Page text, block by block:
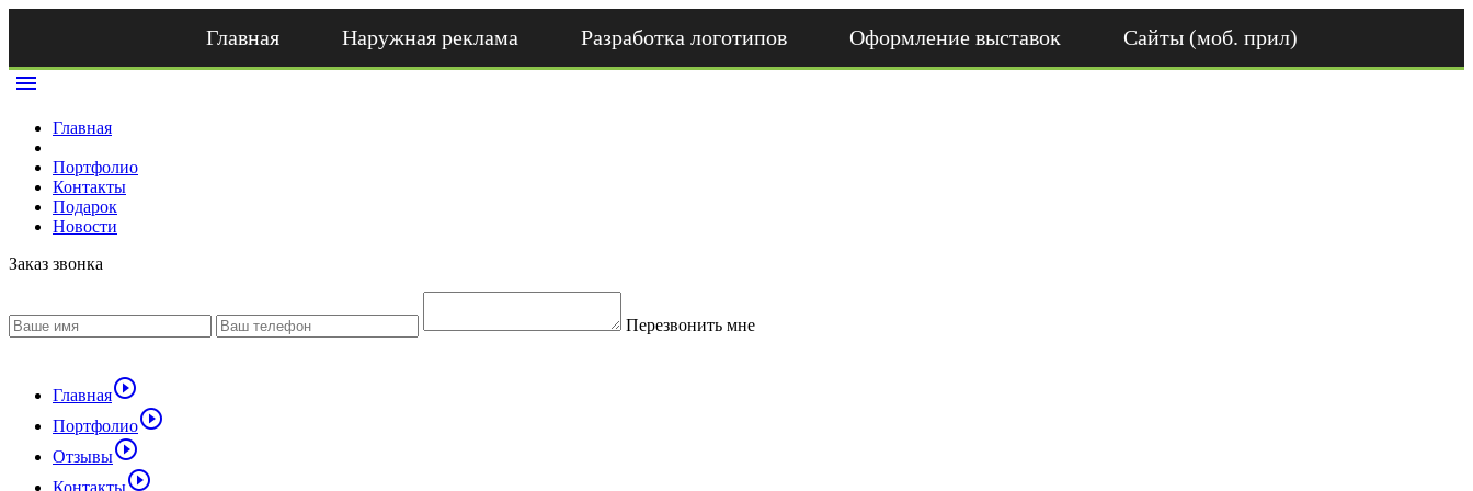
Главная Наружная реклама Разработка логотипов Оформление выставок Сайты (моб. прил)
menu
Главная
Портфолио
Контакты
Подарок
Новости
Заказ звонка
Перезвонить мне
Главнаяplay_circle_outline
Портфолиоplay_circle_outline
Отзывыplay_circle_outline
Контактыplay_circle_outline